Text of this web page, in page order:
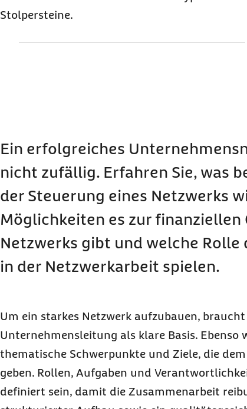
Stolpersteine.
Ein erfolgreiches
nicht zufällig. Erfahren Sie, was
der Steuerung eines Netzwerks
Möglichkeiten es zur finanziellen
Netzwerks gibt und welche
in der Netzwerkarbeit spielen.
Um ein starkes Netzwerk aufzubauen,
Unternehmensleitung als klare Basis. Ebenso
thematische Schwerpunkte und Ziele, die
geben. Rollen, Aufgaben und
definiert sein, damit die Zusammenarbeit